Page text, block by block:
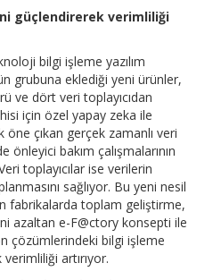
güçlendirerek verimliliği
bilgi işleme yazılım
grubuna eklediği yeni ürünler,
ve dört veri toplayıcıdan
için özel yapay zeka ile
öne çıkan gerçek zamanlı veri
bakım çalışmalarının
toplayıcılar ise verilerin
sağlıyor. Bu yeni nesil
fabrikalarda toplam geliştirme,
azaltan e-F@ctory konsepti ile
çözümlerindeki bilgi işleme
artırıyor.